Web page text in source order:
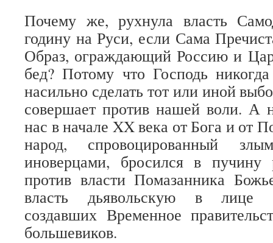
Почему же, рухнула власть
годину на Руси, если Сама
Образ, ограждающий Россию и
бед? Потому что Господь
насильно сделать тот или иной
совершает против нашей воли. А
нас в начале XX века от Бога и от
народ, спровоцированный
иноверцами, бросился в пучину
против власти Помазанника
власть дьявольскую в лице
создавших Временное
большевиков.